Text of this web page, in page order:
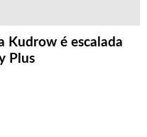
Kudrow é escalada
Plus